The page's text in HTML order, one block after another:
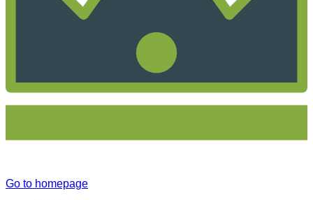
Go to homepage